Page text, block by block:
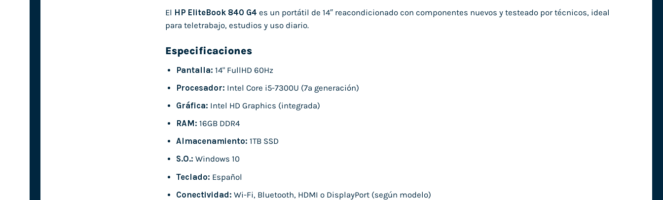
El HP EliteBook 840 G4 es un portátil de 14″ reacondicionado con componentes nuevos y testeado por técnicos, ideal
para teletrabajo, estudios y uso diario.
Especificaciones
Pantalla: 14" FullHD 60Hz
Procesador: Intel Core i5-7300U (7ª generación)
Gráfica: Intel HD Graphics (integrada)
RAM: 16GB DDR4
Almacenamiento: 1TB SSD
S.O.: Windows 10
Teclado: Español
Conectividad: Wi-Fi, Bluetooth, HDMI o DisplayPort (según modelo)